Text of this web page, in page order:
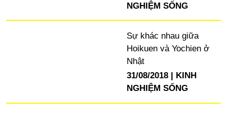
NGHIỆM SỐNG
Sự khác nhau giữa
Hoikuen và Yochien ở
Nhật
31/08/2018
KINH
NGHIỆM SỐNG